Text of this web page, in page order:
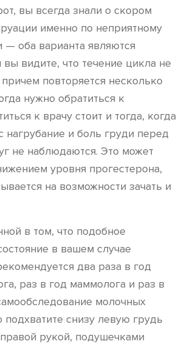
вы всегда знали о скором
именно по неприятному
оба варианта являются
видите, что течение цикла не
повторяется несколько
нужно обратиться к
к врачу стоит и тогда, когда
нагрубание и боль груди перед
не наблюдаются. Это может
уровня прогестерона,
на возможности зачать и
в том, что подобное
в вашем случае
два раза в год
раз в год маммолога и раз в
молочных
снизу левую грудь
рукой, подушечками